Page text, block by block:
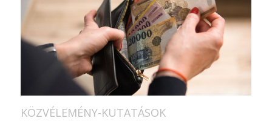
KÖZVÉLEMÉNY-KUTATÁSOK